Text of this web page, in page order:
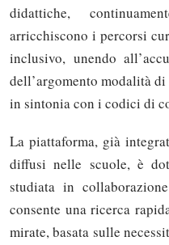
didattiche,
arricchiscono i percorsi
inclusivo, unendo
dell’argomento modalità
in sintonia con i codici di
La piattaforma, già
diffusi nelle scuole, è
studiata in
consente una ricerca
mirate, basata sulle